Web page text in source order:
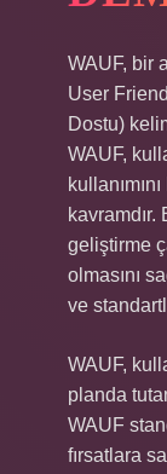
WAUF, bir
User
Dostu)
WAUF,
kavramdır.
geliştirme
olmasını
ve
WAUF,
planda
WAUF
fırsatlara